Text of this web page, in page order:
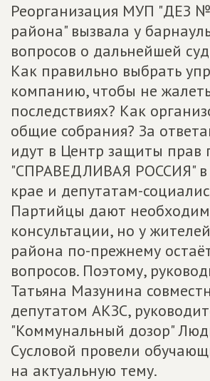
Реорганизация МУП "ДЕЗ
района" вызвала у
вопросов о дальнейшей
Как правильно выбрать
компанию, чтобы не
последствиях? Как
общие собрания? За
идут в Центр защиты прав
"СПРАВЕДЛИВАЯ РОССИЯ" в
крае и депутатам-
Партийцы дают
консультации, но у
района по-прежнему
вопросов. Поэтому,
Татьяна Мазунина
депутатом АКЗС,
"Коммунальный дозор"
Сусловой провели
на актуальную тему.